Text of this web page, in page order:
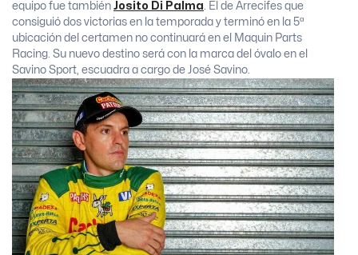
equipo fue también Josito Di Palma . El de Arrecifes que
consiguió dos victorias en la temporada y terminó en la 5ª
ubicación del certamen no continuará en el Maquin Parts
Racing. Su nuevo destino será con la marca del óvalo en el
Savino Sport, escuadra a cargo de José Savino.